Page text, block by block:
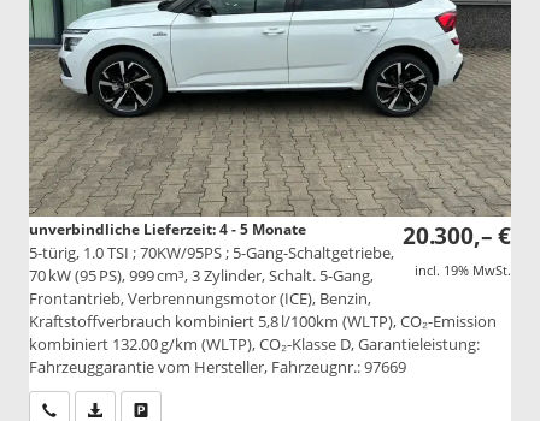
20.300,– €
incl. 19% MwSt.
unverbindliche Lieferzeit: 4 - 5 Monate
5-türig, 1.0 TSI ; 70KW/95PS ; 5-Gang-Schaltgetriebe,
70 kW (95 PS), 999 cm³, 3 Zylinder, Schalt. 5-Gang,
Frontantrieb, Verbrennungsmotor (ICE), Benzin,
Kraftstoffverbrauch kombiniert 5,8 l/100km (WLTP), CO₂-Emission
kombiniert 132.00 g/km (WLTP), CO₂-Klasse D, Garantieleistung:
Fahrzeuggarantie vom Hersteller, Fahrzeugnr.: 97669
Wir rufen Sie anPDF-Datei, Fahrzeugexposé drucken